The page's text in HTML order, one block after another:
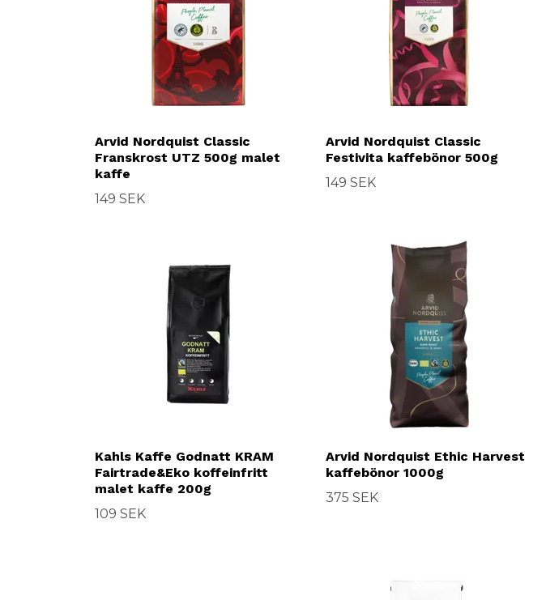
Arvid Nordquist Classic
Franskrost UTZ 500g malet
kaffe
149 SEK
Arvid Nordquist Classic
Festivita kaffebönor 500g
149 SEK
Kahls Kaffe Godnatt KRAM
Fairtrade&Eko koffeinfritt
malet kaffe 200g
109 SEK
Arvid Nordquist Ethic Harvest
kaffebönor 1000g
375 SEK